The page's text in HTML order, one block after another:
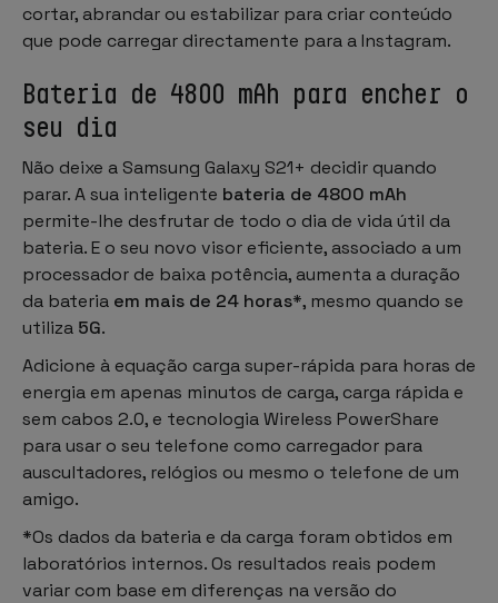
cortar, abrandar ou estabilizar para criar conteúdo
que pode carregar directamente para a Instagram.
Bateria de 4800 mAh para encher o
seu dia
Não deixe a Samsung Galaxy S21+ decidir quando
parar. A sua inteligente bateria de 4800 mAh
permite-lhe desfrutar de todo o dia de vida útil da
bateria. E o seu novo visor eficiente, associado a um
processador de baixa potência, aumenta a duração
da bateria em mais de 24 horas*, mesmo quando se
utiliza 5G.
Adicione à equação carga super-rápida para horas de
energia em apenas minutos de carga, carga rápida e
sem cabos 2.0, e tecnologia Wireless PowerShare
para usar o seu telefone como carregador para
auscultadores, relógios ou mesmo o telefone de um
amigo.
*Os dados da bateria e da carga foram obtidos em
laboratórios internos. Os resultados reais podem
variar com base em diferenças na versão do